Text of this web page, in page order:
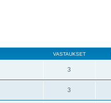
VASTAUKSET
3
3